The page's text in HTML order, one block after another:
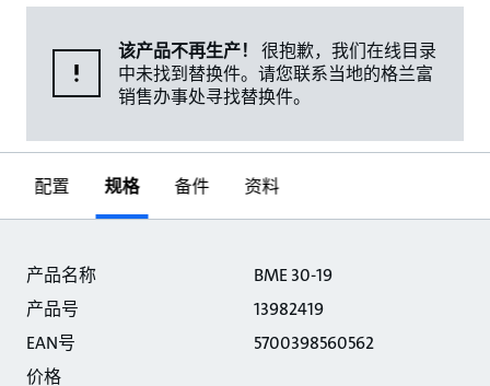
该产品不再生产！
很抱歉，我们在线目录
中未找到替换件。请您联系当地的格兰富
销售办事处寻找替换件。
配置 规格 备件 资料
产品名称
BME 30-19
产品号
13982419
EAN号
5700398560562
价格